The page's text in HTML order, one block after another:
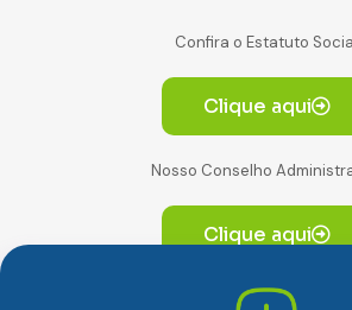
Confira o Estatuto
Clique aqui
Nosso Conselho
Clique aqui